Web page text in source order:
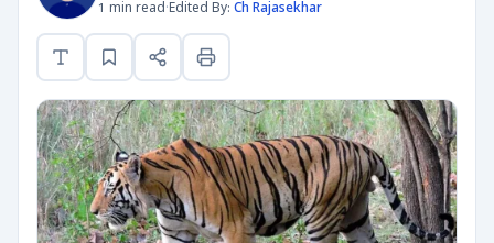
1 min read·Edited By: Ch Rajasekhar